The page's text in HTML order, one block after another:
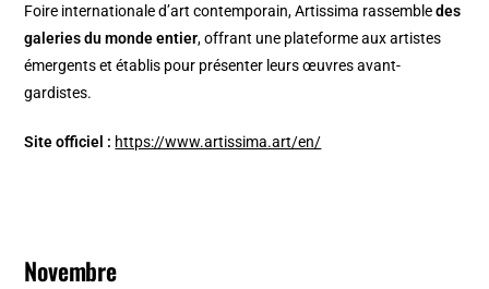
Foire internationale d’art contemporain, Artissima rassembledes
galeries du monde entier, offrant une plateforme aux artistes
émergents et établis pour présenter leurs œuvres avant-
gardistes. ​
Site officiel : https://www.artissima.art/en/
Novembre